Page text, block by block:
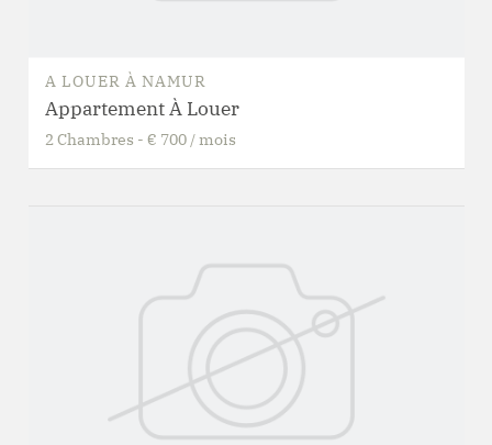
A LOUER À NAMUR
Appartement À Louer
2 Chambres - € 700/ mois